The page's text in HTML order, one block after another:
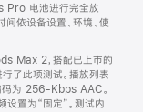
Pro 电池进行完全放
依设备设置、环境、使
Max 2，搭配已上市的
了此项测试。播放列表
为 256-Kbps AAC。
设置为“固定”。测试内